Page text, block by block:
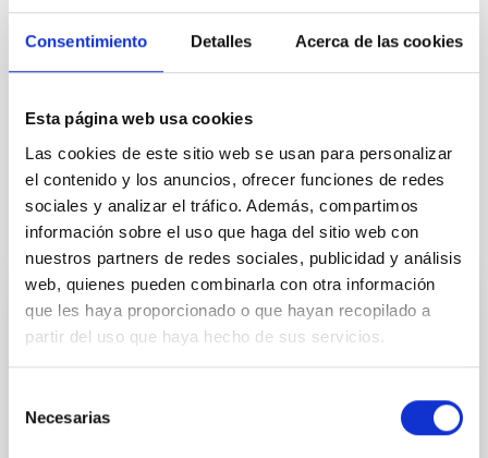
Consentimiento Detalles Acerca de las cookies
Esta página web usa cookies
Las cookies de este sitio web se usan para personalizar
el contenido y los anuncios, ofrecer funciones de redes
sociales y analizar el tráfico. Además, compartimos
información sobre el uso que haga del sitio web con
nuestros partners de redes sociales, publicidad y análisis
web, quienes pueden combinarla con otra información
que les haya proporcionado o que hayan recopilado a
partir del uso que haya hecho de sus servicios.
Necesarias
Otras noticias relacionadas
NOTA DE PRENSA
queda integrado en el telescopio